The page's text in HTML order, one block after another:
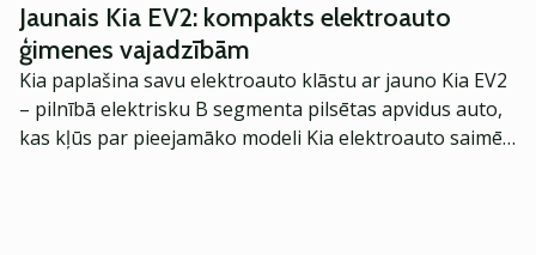
Jaunais Kia EV2: kompakts elektroauto
ģimenes vajadzībām
Kia paplašina savu elektroauto klāstu ar jauno Kia EV2
– pilnībā elektrisku B segmenta pilsētas apvidus auto,
kas kļūs par pieejamāko modeli Kia elektroauto saimē